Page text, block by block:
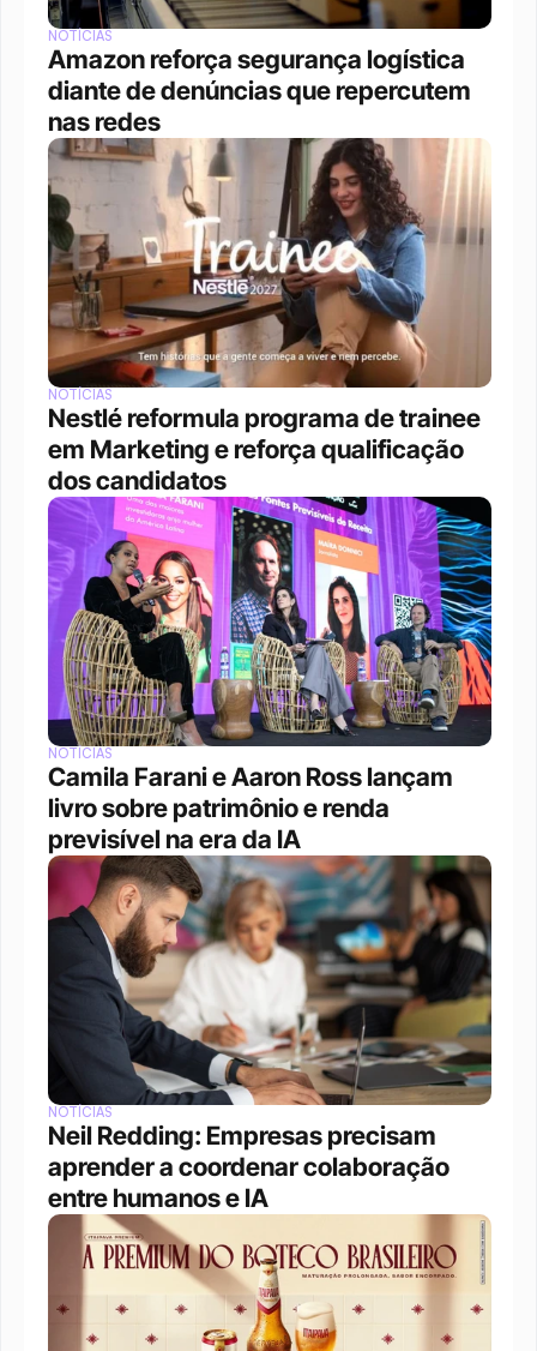
NOTÍCIAS
Amazon reforça segurança logística
diante de denúncias que repercutem
nas redes
NOTÍCIAS
Nestlé reformula programa de trainee
em Marketing e reforça qualificação
dos candidatos
NOTÍCIAS
Camila Farani e Aaron Ross lançam
livro sobre patrimônio e renda
previsível na era da IA
NOTÍCIAS
Neil Redding: Empresas precisam
aprender a coordenar colaboração
entre humanos e IA